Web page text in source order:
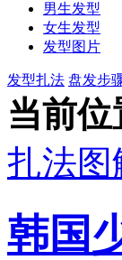
男生发型
女生发型
发型图片
发型扎法 盘发步
当前位
扎法图
韩国